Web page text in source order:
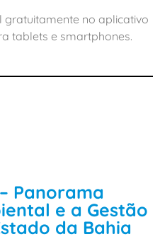
gratuitamente no aplicativo
tablets e smartphones.
Panorama
e a Gestão
da Bahia